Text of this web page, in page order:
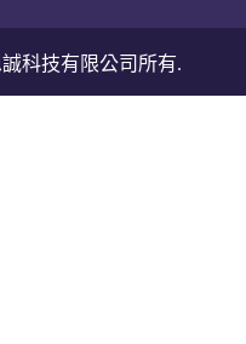
科技有限公司所有.